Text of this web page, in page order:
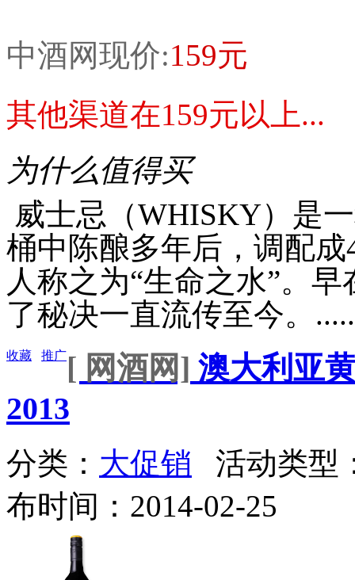
中酒网现价:159元
其他渠道在159元以上...
为什么值得买
威士忌（WHISKY）是
桶中陈酿多年后，调配
人称之为“生命之水”。
了秘决一直流传至今。
收藏 推广[ 网酒网] 澳大利亚
2013
分类： 大促销 活动类型
布时间：2014-02-25